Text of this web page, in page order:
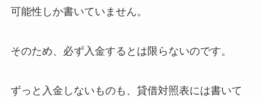
可能性しか書いていません。
そのため、必ず入金するとは限らないのです。
ずっと入金しないものも、貸借対照表には書いて